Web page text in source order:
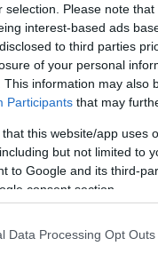
selection. Please note
interest-based ads
to third parties
of your personal
This information may also
Participants that may
that this website/app uses
but not limited to
to Google and its third-
consent section.
Data Processing Opt Outs
2018. március 2. péntek, 16:03
Hamilton:
Újraaszfaltozni
tiszta
Spanyol Nagydíj
helyszíne, ám a brit